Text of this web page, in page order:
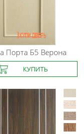
Порта Б5 Верона